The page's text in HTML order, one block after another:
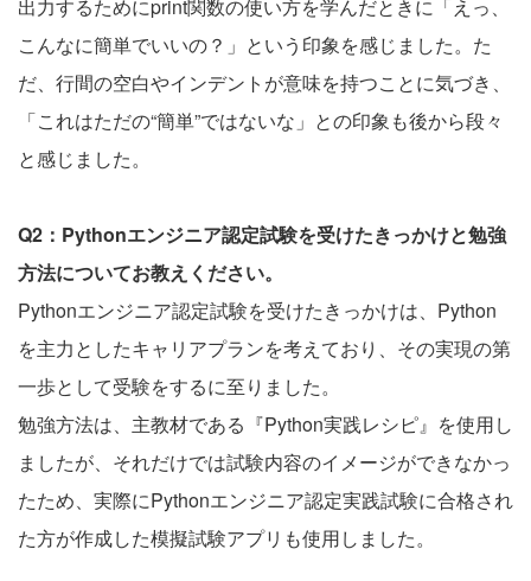
出力するためにprint関数の使い方を学んだときに「えっ、
こんなに簡単でいいの？」という印象を感じました。た
だ、行間の空白やインデントが意味を持つことに気づき、
「これはただの“簡単”ではないな」との印象も後から段々
と感じました。
Q2：Pythonエンジニア認定試験を受けたきっかけと勉強
方法についてお教えください。
Pythonエンジニア認定試験を受けたきっかけは、Python
を主力としたキャリアプランを考えており、その実現の第
一歩として受験をするに至りました。
勉強方法は、主教材である『Python実践レシピ』を使用し
ましたが、それだけでは試験内容のイメージができなかっ
たため、実際にPythonエンジニア認定実践試験に合格され
た方が作成した模擬試験アプリも使用しました。